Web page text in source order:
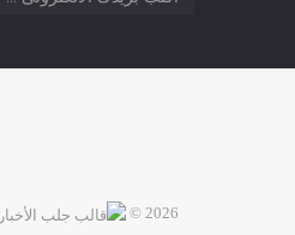
2026 ©